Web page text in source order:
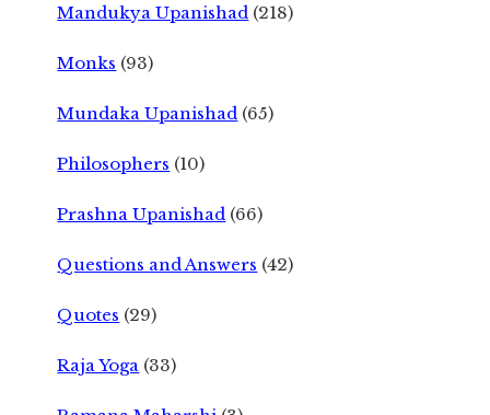
Mandukya Upanishad (218)
Monks (93)
Mundaka Upanishad (65)
Philosophers (10)
Prashna Upanishad (66)
Questions and Answers (42)
Quotes (29)
Raja Yoga (33)